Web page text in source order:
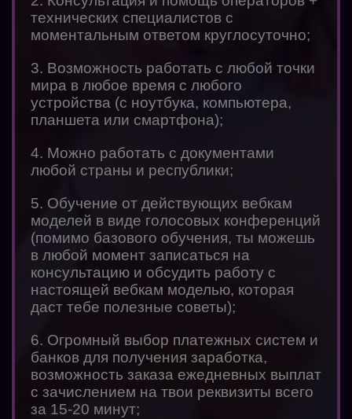
технических специалистов с
моментальным ответом круглосуточно;
3. Возможность работать с любой точки
мира в любое время с любого
устройства (с ноутбука, компьютера,
планшета или смартфона);
4. Можно работать с документами
любой страны и республики;
5. Обучение от действующих вебкам
моделей в виде голосовых конференций
(помимо базового обучения, ты можешь
в любой момент записаться на
консультацию и обсудить работу с
настоящей вебкам моделью, которая
даст тебе полезные советы);
6. Огромный выбор платежных систем и
банков для получения заработка,
возможность заказа ежедневных выплат
с зачислением на твои реквизиты всего
за 15-20 минут;